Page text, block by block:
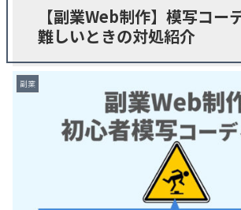
【副業Web制作】模写コー
難しいときの対処紹介
副業